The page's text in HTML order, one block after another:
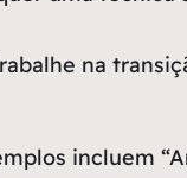
na
incluem